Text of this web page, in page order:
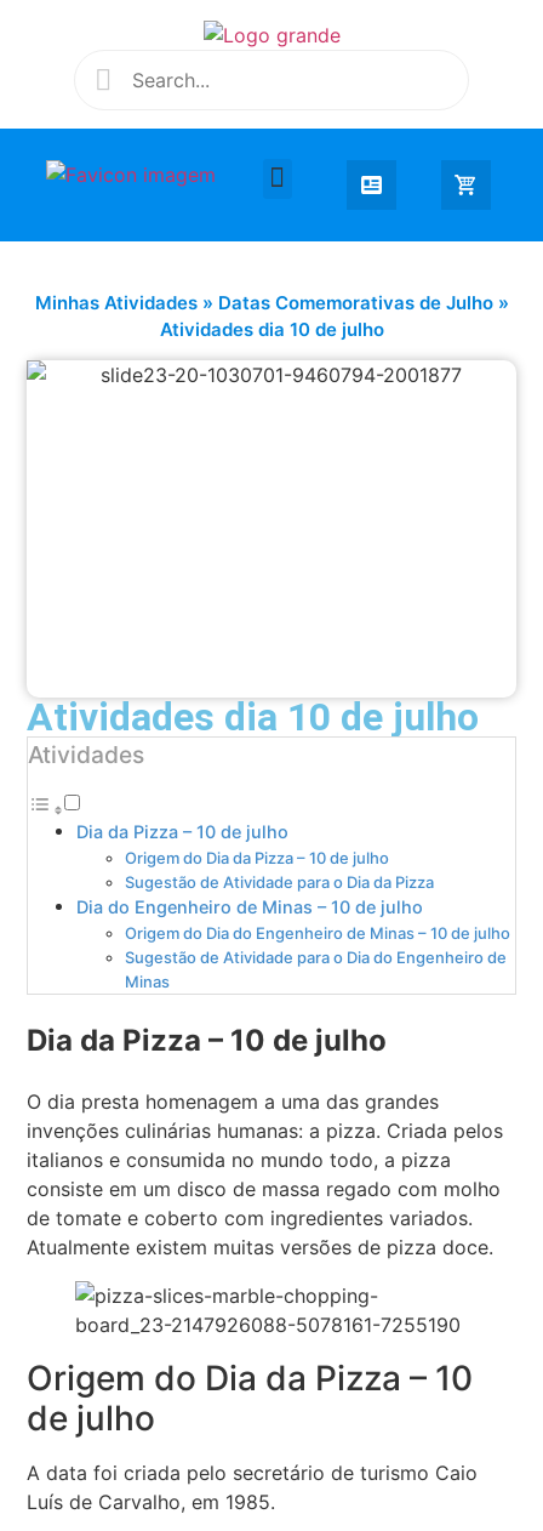
Minhas Atividades» Datas Comemorativas de Julho»
Atividades dia 10 de julho
Atividades dia 10 de julho
Atividades
Dia da Pizza – 10 de julho
Origem do Dia da Pizza – 10 de julho
Sugestão de Atividade para o Dia da Pizza
Dia do Engenheiro de Minas – 10 de julho
Origem do Dia do Engenheiro de Minas – 10 de julho
Sugestão de Atividade para o Dia do Engenheiro de
Minas
Dia da Pizza – 10 de julho
O dia presta homenagem a uma das grandes
invenções culinárias humanas: a pizza. Criada pelos
italianos e consumida no mundo todo, a pizza
consiste em um disco de massa regado com molho
de tomate e coberto com ingredientes variados.
Atualmente existem muitas versões de pizza doce.
Origem do Dia da Pizza – 10
de julho
A data foi criada pelo secretário de turismo Caio
Luís de Carvalho, em 1985.